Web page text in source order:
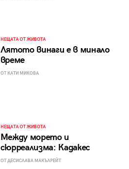
НЕЩАТА ОТ ЖИВОТА
Лятото винаги е в минало
време
ОТ КАТИ МИКОВА
НЕЩАТА ОТ ЖИВОТА
Между морето и
сюрреализма: Кадакес
ОТ ДЕСИСЛАВА МАКЪЛРЕЙТ